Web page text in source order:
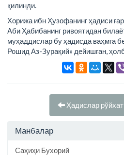
қилинди.
Хорижа ибн Ҳузофанинг ҳадиси
Аби Ҳабибанинг ривоятидан
муҳаддислар бу ҳадисда ваҳмга
Рошид Аз-Зурақий» дейишган,
Ҳадислар
Манбалар
Саҳиҳи Бухорий